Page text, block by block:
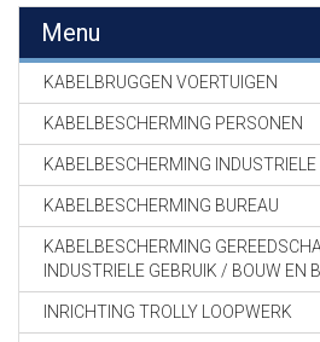
Menu
KABELBRUGGEN VOERTUIGEN
KABELBESCHERMING PERSONEN
KABELBESCHERMING
KABELBESCHERMING BUREAU
KABELBESCHERMING
INDUSTRIELE GEBRUIK / BOUW EN
INRICHTING TROLLY LOOPWERK